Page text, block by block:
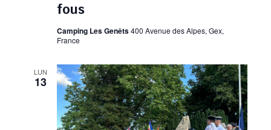
fous
Camping Les Genêts400 Avenue des Alpes, Gex,
France
LUN
13